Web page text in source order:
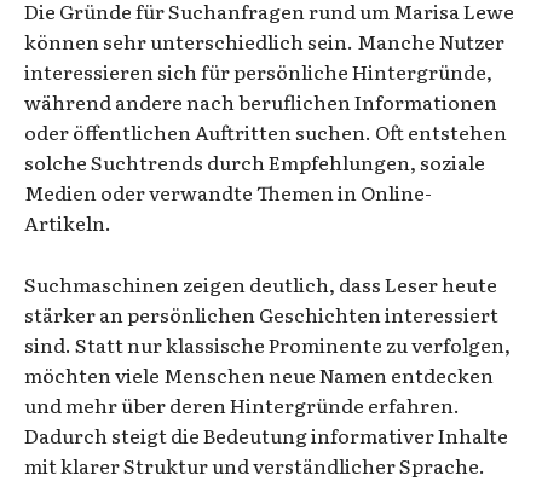
Die Gründe für Suchanfragen rund um Marisa Lewe
können sehr unterschiedlich sein. Manche Nutzer
interessieren sich für persönliche Hintergründe,
während andere nach beruflichen Informationen
oder öffentlichen Auftritten suchen. Oft entstehen
solche Suchtrends durch Empfehlungen, soziale
Medien oder verwandte Themen in Online-
Artikeln.
Suchmaschinen zeigen deutlich, dass Leser heute
stärker an persönlichen Geschichten interessiert
sind. Statt nur klassische Prominente zu verfolgen,
möchten viele Menschen neue Namen entdecken
und mehr über deren Hintergründe erfahren.
Dadurch steigt die Bedeutung informativer Inhalte
mit klarer Struktur und verständlicher Sprache.